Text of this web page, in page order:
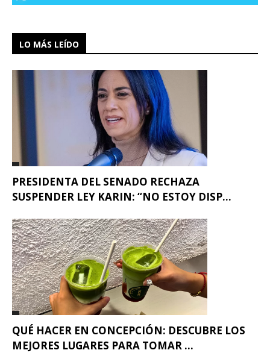
LO MÁS LEÍDO
PRESIDENTA DEL SENADO RECHAZA
SUSPENDER LEY KARIN: “NO ESTOY DISP...
QUÉ HACER EN CONCEPCIÓN: DESCUBRE LOS
MEJORES LUGARES PARA TOMAR ...